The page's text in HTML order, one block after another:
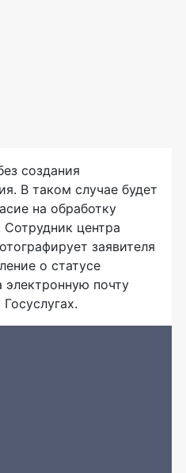
создания
В таком случае будет
на обработку
центра
заявителя
о статусе
электронную почту